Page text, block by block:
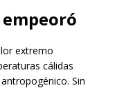
extremo
cálidas
Sin